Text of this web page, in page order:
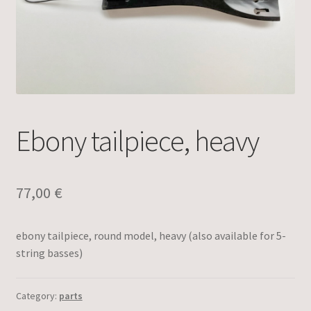
Ebony tailpiece, heavy
77,00 €
ebony tailpiece, round model, heavy (also available for 5-
string basses)
Category: parts